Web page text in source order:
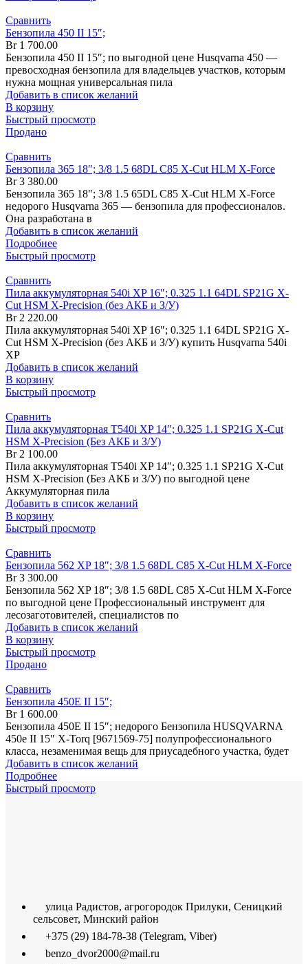
Сравнить
Бензопила 450 II 15″;
Br1 700.00
Бензопила 450 II 15″; по выгодной цене Husqvarna 450 —
превосходная бензопила для владельцев участков, которым
нужна мощная универсальная пила
Добавить в список желаний
В корзину
Быстрый просмотр
Продано
Сравнить
Бензопила 365 18″; 3/8 1.5 68DL C85 X-Cut HLM X-Force
Br3 380.00
Бензопила 365 18"; 3/8 1.5 65DL C85 X-Cut HLM X-Force
недорого Husqvarna 365 — бензопила для профессионалов.
Она разработана в
Добавить в список желаний
Подробнее
Быстрый просмотр
Сравнить
Пила аккумуляторная 540i XP 16″; 0.325 1.1 64DL SP21G X-
Cut HSM X-Precision (без АКБ и З/У)
Br2 220.00
Пила аккумуляторная 540i XP 16″; 0.325 1.1 64DL SP21G X-
Cut HSM X-Precision (без АКБ и З/У) купить Husqvarna 540i
XP
Добавить в список желаний
В корзину
Быстрый просмотр
Сравнить
Пила аккумуляторная T540i XP 14″; 0.325 1.1 SP21G X-Cut
HSM X-Precision (Без АКБ и З/У)
Br2 100.00
Пила аккумуляторная T540i XP 14″; 0.325 1.1 SP21G X-Cut
HSM X-Precision (Без АКБ и З/У) по выгодной цене
Аккумуляторная пила
Добавить в список желаний
В корзину
Быстрый просмотр
Сравнить
Бензопила 562 XP 18″; 3/8 1.5 68DL C85 X-Cut HLM X-Force
Br3 300.00
Бензопила 562 XP 18″; 3/8 1.5 68DL C85 X-Cut HLM X-Force
по выгодной цене Профессиональный инструмент для
лесозаготовителей, специалистов по
Добавить в список желаний
В корзину
Быстрый просмотр
Продано
Сравнить
Бензопила 450Е II 15″;
Br1 600.00
Бензопила 450Е II 15″; недорого Бензопила HUSQVARNA
450е II 15″ X-Torq [9671569-75] полупрофессионального
класса, незаменимая вещь для приусадебного участка, будет
Добавить в список желаний
Подробнее
Быстрый просмотр
улица Радистов, агрогородок Прилуки, Сеницкий
сельсовет, Минский район
+375 (29) 184-78-38 (Telegram, Viber)
benzo_dvor2000@mail.ru